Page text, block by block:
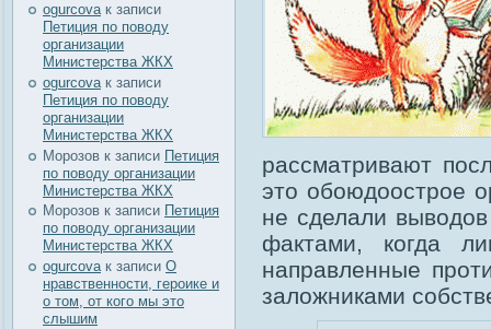
ogurcovaк записи
Петиция по поводу
организации
Министерства ЖКХ
ogurcova к записи
Петиция по поводу
организации
Министерства ЖКХ
Морозов к записи Петиция
по поводу организации
Министерства ЖКХ
Морозов к записи Петиция
по поводу организации
Министерства ЖКХ
ogurcova к записи О
нравственности, героике и
о том, от кого мы это
слышим
рассматривают
это обоюдоострое
не сделали
фактами, когда
направленные
заложниками